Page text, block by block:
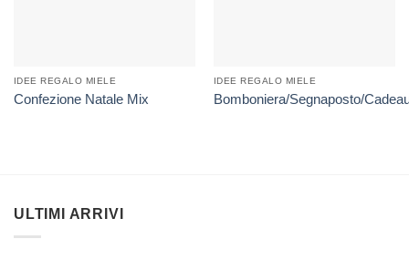
IDEE REGALO MIELE
Confezione Natale Mix
IDEE REGALO MIELE
Bomboniera/Segnaposto/
ULTIMI ARRIVI